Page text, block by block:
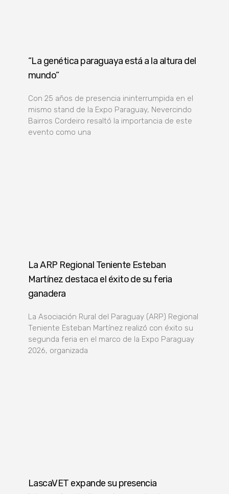
“La genética paraguaya está a la altura del
mundo”
Con 25 años de presencia ininterrumpida en el
mismo stand de la Expo Paraguay, Nevercindo
Bairros Cordeiro resaltó la importancia de este
evento como una
La ARP Regional Teniente Esteban
Martínez destaca el éxito de su feria
ganadera
La Asociación Rural del Paraguay (ARP) Regional
Teniente Esteban Martínez realizó con éxito su
segunda feria en el marco de la Expo Paraguay
2026, organizada
LascaVET expande su presencia